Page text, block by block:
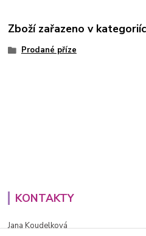
Zboží zařazeno v
Prodané příze
KONTAKTY
Jana Koudelková